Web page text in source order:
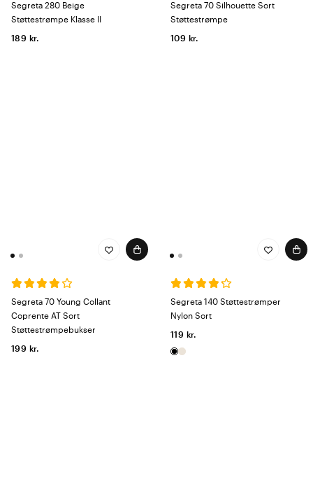
Segreta 280 Beige
Støttestrømpe Klasse II
189 kr.
Segreta 70 Silhouette Sort
Støttestrømpe
109 kr.
Segreta 70 Young Collant
Coprente AT Sort
Støttestrømpebukser
199 kr.
Segreta 140 Støttestrømper
Nylon Sort
119 kr.